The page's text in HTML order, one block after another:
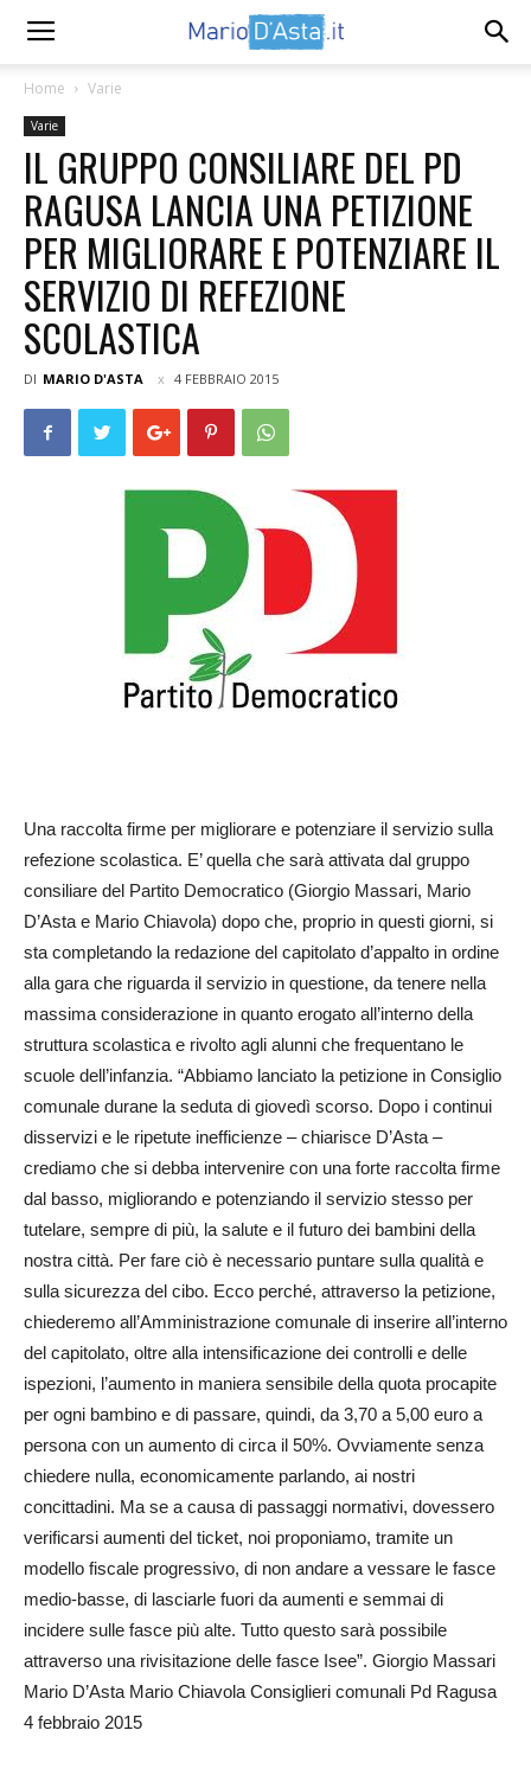
Home Varie
Varie
IL GRUPPO CONSILIARE DEL PD
RAGUSA LANCIA UNA PETIZIONE
PER MIGLIORARE E POTENZIARE IL
SERVIZIO DI REFEZIONE
SCOLASTICA
DI MARIO D'ASTA 4 FEBBRAIO 2015
Una raccolta firme per migliorare e potenziare il servizio sulla
refezione scolastica. E’ quella che sarà attivata dal gruppo
consiliare del Partito Democratico (Giorgio Massari, Mario
D’Asta e Mario Chiavola) dopo che, proprio in questi giorni, si
sta completando la redazione del capitolato d’appalto in ordine
alla gara che riguarda il servizio in questione, da tenere nella
massima considerazione in quanto erogato all’interno della
struttura scolastica e rivolto agli alunni che frequentano le
scuole dell’infanzia. “Abbiamo lanciato la petizione in Consiglio
comunale durane la seduta di giovedì scorso. Dopo i continui
disservizi e le ripetute inefficienze – chiarisce D’Asta –
crediamo che si debba intervenire con una forte raccolta firme
dal basso, migliorando e potenziando il servizio stesso per
tutelare, sempre di più, la salute e il futuro dei bambini della
nostra città. Per fare ciò è necessario puntare sulla qualità e
sulla sicurezza del cibo. Ecco perché, attraverso la petizione,
chiederemo all’Amministrazione comunale di inserire all’interno
del capitolato, oltre alla intensificazione dei controlli e delle
ispezioni, l’aumento in maniera sensibile della quota procapite
per ogni bambino e di passare, quindi, da 3,70 a 5,00 euro a
persona con un aumento di circa il 50%. Ovviamente senza
chiedere nulla, economicamente parlando, ai nostri
concittadini. Ma se a causa di passaggi normativi, dovessero
verificarsi aumenti del ticket, noi proponiamo, tramite un
modello fiscale progressivo, di non andare a vessare le fasce
medio-basse, di lasciarle fuori da aumenti e semmai di
incidere sulle fasce più alte. Tutto questo sarà possibile
attraverso una rivisitazione delle fasce Isee”. Giorgio Massari
Mario D’Asta Mario Chiavola Consiglieri comunali Pd Ragusa
4 febbraio 2015